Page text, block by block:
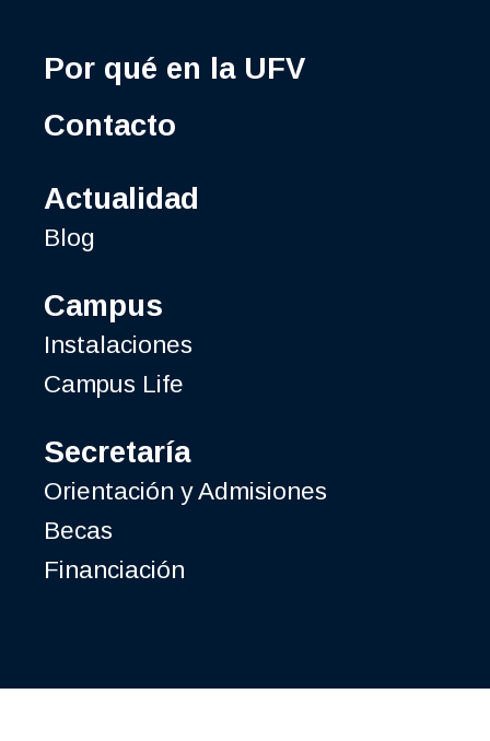
Por qué en la UFV
Contacto
Actualidad
Blog
Campus
Instalaciones
Campus Life
Secretaría
Orientación y Admisiones
Becas
Financiación